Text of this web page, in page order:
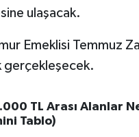
ulaşacak.
Emeklisi Temmuz
gerçekleşecek.
TL Arası Alanlar
Tablo)